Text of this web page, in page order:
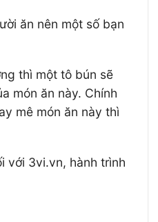
ăn nên một số bạn
thì một tô bún sẽ
món ăn này. Chính
mê món ăn này thì
với 3vi.vn, hành trình